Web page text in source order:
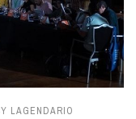
LAGENDARIO